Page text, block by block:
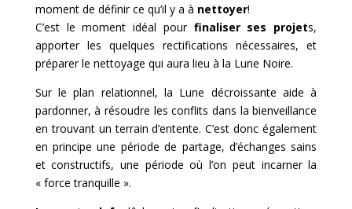
moment de définir ce qu’il y a à nettoyer!
C’est le moment idéal pour finaliser ses projets,
apporter les quelques rectifications nécessaires, et
préparer le nettoyage qui aura lieu à la Lune Noire.
Sur le plan relationnel, la Lune décroissante aide à
pardonner, à résoudre les conflits dans la bienveillance
en trouvant un terrain d’entente. C’est donc également
en principe une période de partage, d’échanges sains
et constructifs, une période où l’on peut incarner la
« force tranquille ».